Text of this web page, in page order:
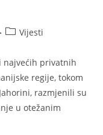
Vijesti
najvećih privatnih
regije, tokom
razmjenili su
u otežanim